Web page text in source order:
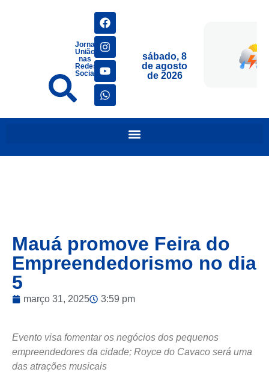
Jornais
União
nas
Redes
Sociais
sábado, 8
de agosto
de 2026
Mauá promove Feira do
Empreendedorismo no dia
5
março 31, 2025 3:59 pm
Evento visa fomentar os negócios dos pequenos
empreendedores da cidade; Royce do Cavaco será uma
das atrações musicais